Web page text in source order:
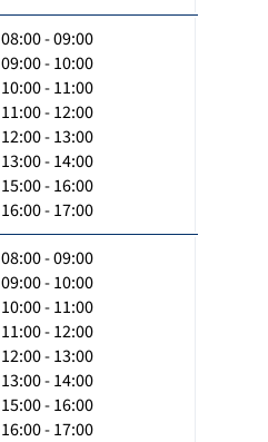
08:00 - 09:00
09:00 - 10:00
10:00 - 11:00
11:00 - 12:00
12:00 - 13:00
13:00 - 14:00
15:00 - 16:00
16:00 - 17:00
08:00 - 09:00
09:00 - 10:00
10:00 - 11:00
11:00 - 12:00
12:00 - 13:00
13:00 - 14:00
15:00 - 16:00
16:00 - 17:00